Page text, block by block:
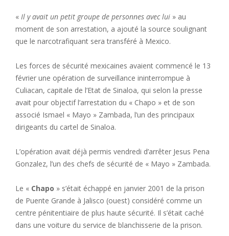
« Il y avait un petit groupe de personnes avec lui » au
moment de son arrestation, a ajouté la source soulignant
que le narcotrafiquant sera transféré à Mexico.
Les forces de sécurité mexicaines avaient commencé le 13
février une opération de surveillance ininterrompue à
Culiacan, capitale de l’Etat de Sinaloa, qui selon la presse
avait pour objectif l’arrestation du « Chapo » et de son
associé Ismael « Mayo » Zambada, l’un des principaux
dirigeants du cartel de Sinaloa.
L’opération avait déjà permis vendredi d’arrêter Jesus Pena
Gonzalez, l’un des chefs de sécurité de « Mayo » Zambada.
Le « Chapo » s’était échappé en janvier 2001 de la prison
de Puente Grande à Jalisco (ouest) considéré comme un
centre pénitentiaire de plus haute sécurité. Il s’était caché
dans une voiture du service de blanchisserie de la prison.